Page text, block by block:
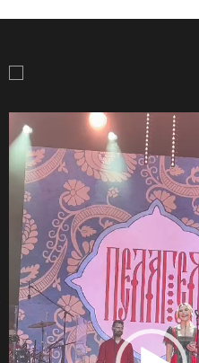
Video
Player